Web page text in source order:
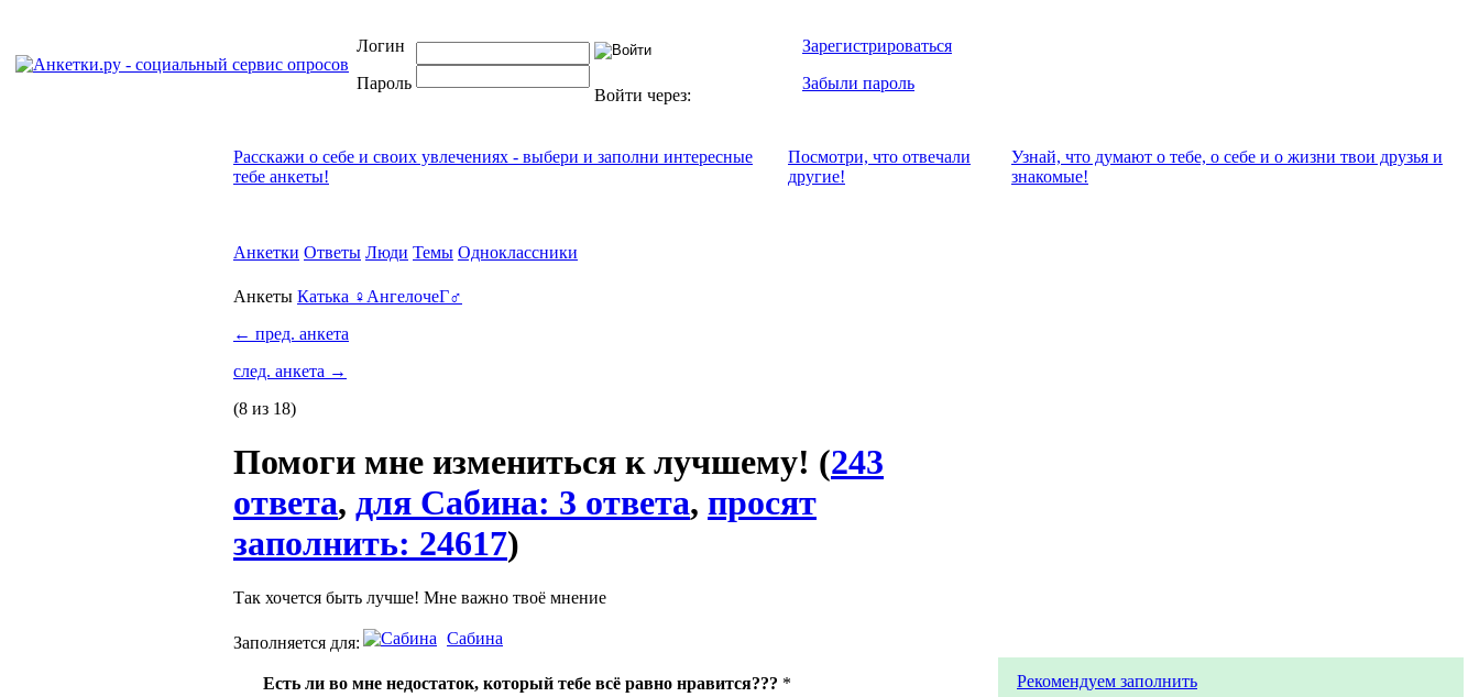
Логин
Пароль
Войти через:
Зарегистрироваться
Забыли пароль
Расскажи о себе и своих увлечениях - выбери и заполни интересные
тебе анкеты!
Посмотри, что отвeчали
другие!
Узнай, что думают о тебе, о себе и о жизни твои друзья и
знакомые!
Анкетки Ответы Люди Темы Одноклассники
Анкеты Катька ♀АнгелочеГ♂
← пред. анкета
след. анкета →
(8 из 18)
Помоги мне измениться к лучшему! (243
ответа, для Сабина: 3 ответа, просят
заполнить: 24617)
Так хочется быть лучше! Мне важно твоё мнение
Заполняется для: Сабина
Есть ли во мне недостаток, который тебе всё равно нравится??? * Рекомендуем заполнить